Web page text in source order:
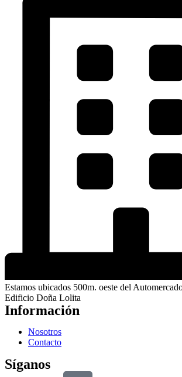
Estamos ubicados 500m. oeste del
Edificio Doña Lolita
Información
Nosotros
Contacto
Síganos